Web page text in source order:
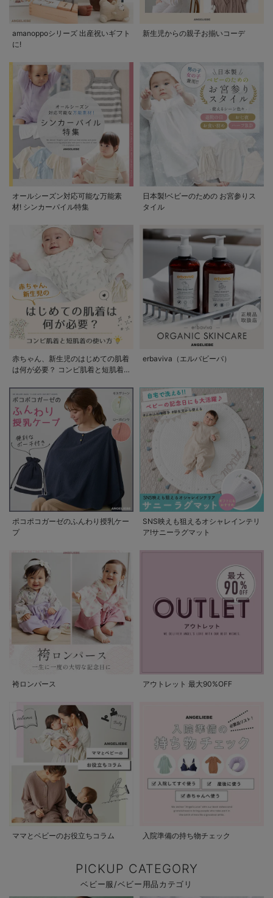
amanoppoシリーズ 出産祝いギフト
に!
新生児からの親子お揃いコーデ
オールシーズン対応可能な万能素
材! シンカーパイル特集
日本製!ベビーのための お宮参りス
タイル
赤ちゃん、新生児のはじめての肌着
は何が必要？ コンビ肌着と短肌着
erbaviva（エルバビーバ）
ポコポコガーゼのふんわり授乳ケー
プ
SNS映えも狙えるオシャレインテリ
ア!サニーラグマット
袴ロンパース アウトレット 最大90%OFF
ママとベビーのお役立ちコラム 入院準備の持ち物チェック
PICKUP CATEGORY
ベビー服/ベビー用品カテゴリ